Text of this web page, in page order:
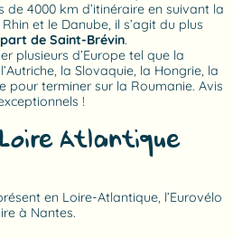
de 4000 km d’itinéraire en suivant la
et le Danube, il s’agit du plus
de Saint-Brévin.
plusieurs d’Europe tel que la
la Slovaquie, la Hongrie, la
pour terminer sur la Roumanie. Avis
!
Atlantique
en Loire-Atlantique, l’Eurovélo
à Nantes.